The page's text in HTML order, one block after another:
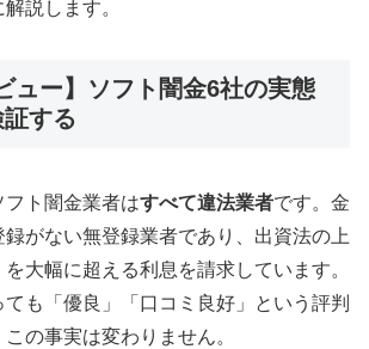
説します。
ュー】ソフト闇金6社の実態
する
フト闇金業者はすべて違法業者です。金
がない無登録業者であり、出資法の上
大幅に超える利息を請求しています。
も「優良」「口コミ良好」という評判
の事実は変わりません。